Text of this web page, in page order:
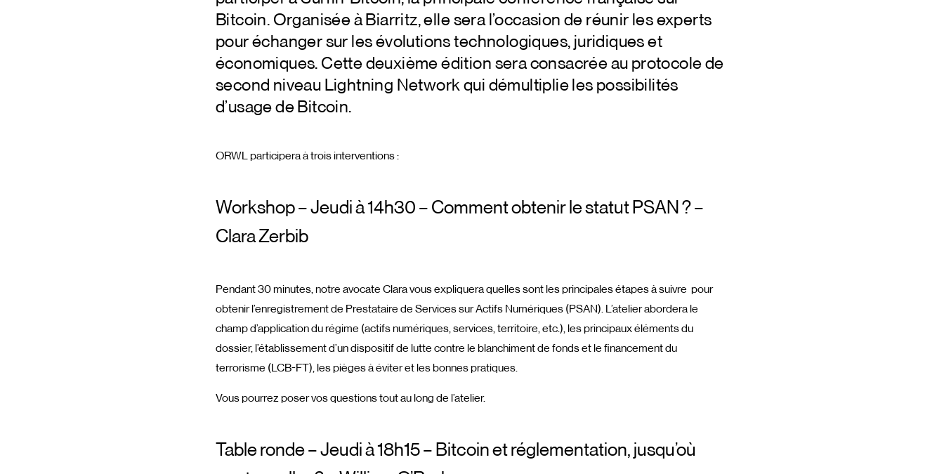
Bitcoin. Organisée à Biarritz, elle sera l’occasion de réunir les experts
pour échanger sur les évolutions technologiques, juridiques et
économiques. Cette deuxième édition sera consacrée au protocole de
second niveau Lightning Network qui démultiplie les possibilités
d’usage de Bitcoin.
ORWL participera à trois interventions :
Workshop – Jeudi à 14h30 – Comment obtenir le statut PSAN ? –
Clara Zerbib
Pendant 30 minutes, notre avocate Clara vous expliquera quelles sont les principales étapes à suivre pour
obtenir l’enregistrement de Prestataire de Services sur Actifs Numériques (PSAN). L’atelier abordera le
champ d’application du régime (actifs numériques, services, territoire, etc.), les principaux éléments du
dossier, l’établissement d’un dispositif de lutte contre le blanchiment de fonds et le financement du
terrorisme (LCB-FT), les pièges à éviter et les bonnes pratiques.
Vous pourrez poser vos questions tout au long de l’atelier.
Table ronde – Jeudi à 18h15 – Bitcoin et réglementation, jusqu’où